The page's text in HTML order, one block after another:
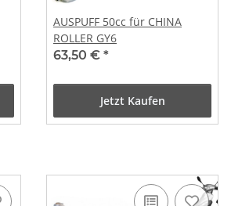
AUSPUFF 50cc für CHINA
ROLLER GY6
63,50 € *
Jetzt Kaufen